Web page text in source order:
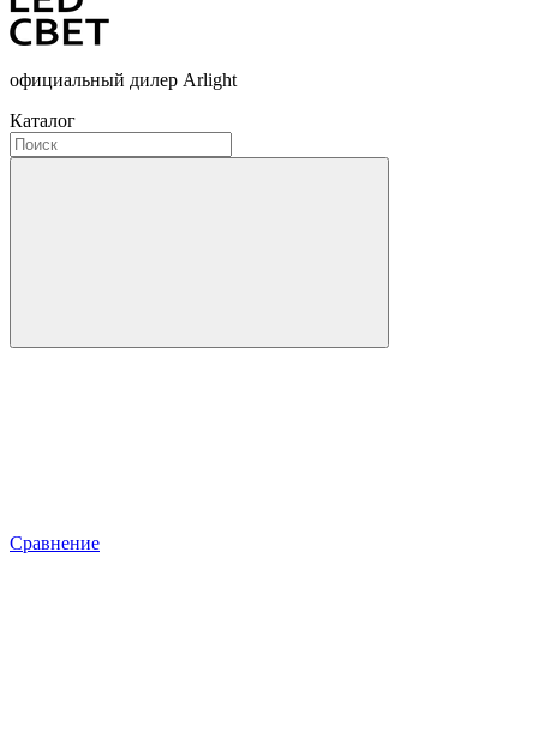
официальный дилер Arlight
Каталог
Сравнение